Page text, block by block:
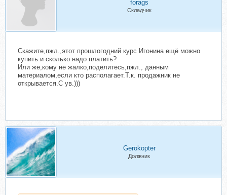
forags
Складчик
Скажите,пжл.,этот прошлогодний курс Игонина ещё можно
купить и сколько надо платить?
Или же,кому не жалко,поделитесь,пжл., данным
материалом,если кто располагает.Т.к. продажник не
открывается.С ув.)))
Gerokopter
Должник